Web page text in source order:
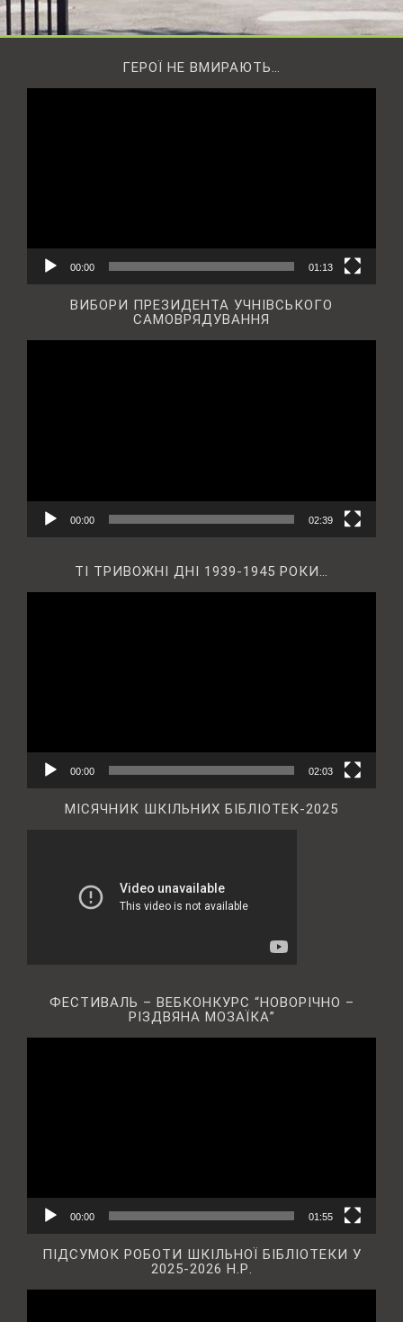
ГЕРОЇ НЕ ВМИРАЮТЬ…
00:00 01:13
ВИБОРИ ПРЕЗИДЕНТА УЧНІВСЬКОГО
САМОВРЯДУВАННЯ
00:00 02:39
ТІ ТРИВОЖНІ ДНІ 1939-1945 РОКИ…
00:00 02:03
МІСЯЧНИК ШКІЛЬНИХ БІБЛІОТЕК-2025
ФЕСТИВАЛЬ – ВЕБКОНКУРС “НОВОРІЧНО –
РІЗДВЯНА МОЗАЇКА”
00:00 01:55
ПІДСУМОК РОБОТИ ШКІЛЬНОЇ БІБЛІОТЕКИ У
2025-2026 Н.Р.